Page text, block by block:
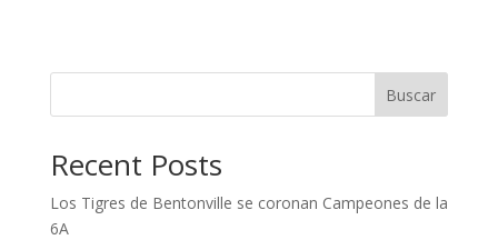
Buscar
Recent Posts
Los Tigres de Bentonville se coronan Campeones de la
6A